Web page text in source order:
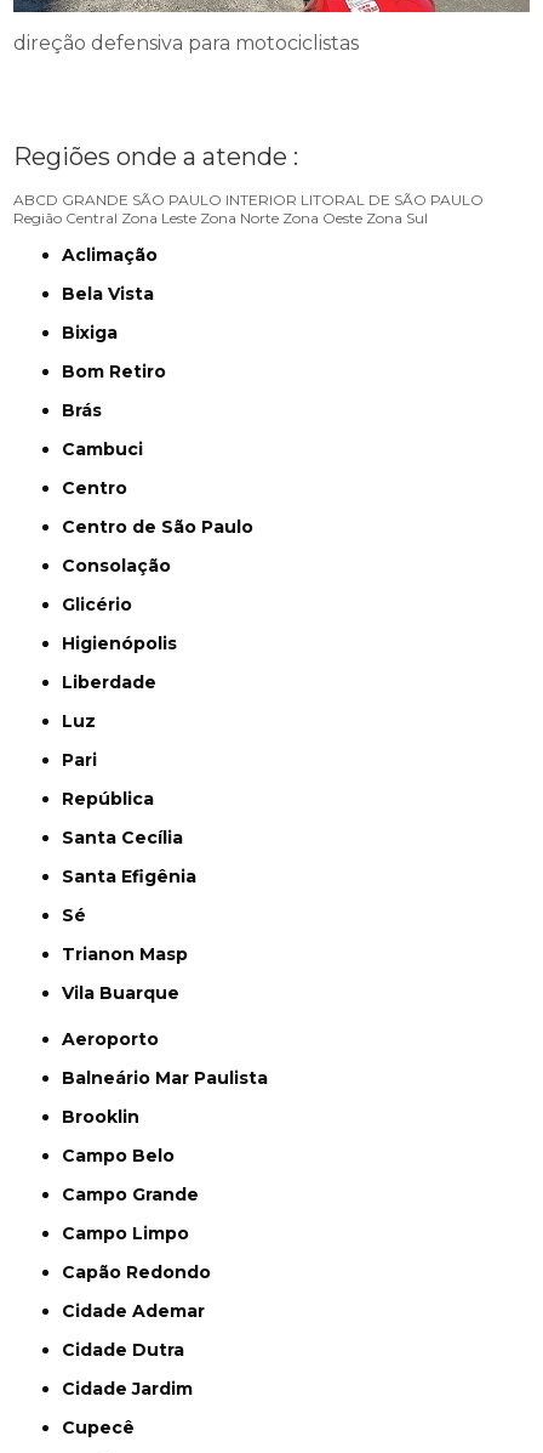
direção defensiva para motociclistas
Regiões onde a atende :
ABCD GRANDE SÃO PAULO INTERIOR LITORAL DE SÃO PAULO
Região Central Zona Leste Zona Norte Zona Oeste Zona Sul
Aclimação
Bela Vista
Bixiga
Bom Retiro
Brás
Cambuci
Centro
Centro de São Paulo
Consolação
Glicério
Higienópolis
Liberdade
Luz
Pari
República
Santa Cecília
Santa Efigênia
Sé
Trianon Masp
Vila Buarque
Aeroporto
Balneário Mar Paulista
Brooklin
Campo Belo
Campo Grande
Campo Limpo
Capão Redondo
Cidade Ademar
Cidade Dutra
Cidade Jardim
Cupecê